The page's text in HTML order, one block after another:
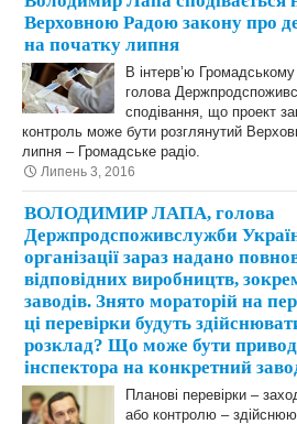
Верховною Радою закону про
на початку липня
В інтерв’ю
голова
сподівання, що проект
контроль може бути розглянутий
липня – Громадське радіо.
Липень 3, 2016
ВОЛОДИМИР ЛАПА, голова
Держпродспоживслужби
організації зараз надано
відповідних виробництв,
заводів. Знято мораторій на
ці перевірки будуть
розклад? Що може бути
інспектора на конкретний
Планові перевірки –
або контролю –